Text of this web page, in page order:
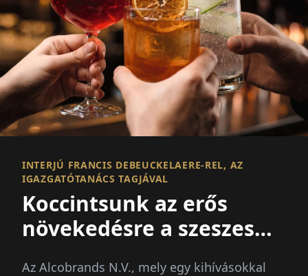
INTERJÚ FRANCIS DEBEUCKELAERE-REL, AZ
IGAZGATÓTANÁCS TAGJÁVAL
Koccintsunk az erős
növekedésre a szeszes
Az Alcobrands N.V., mely egy kihívásokkal